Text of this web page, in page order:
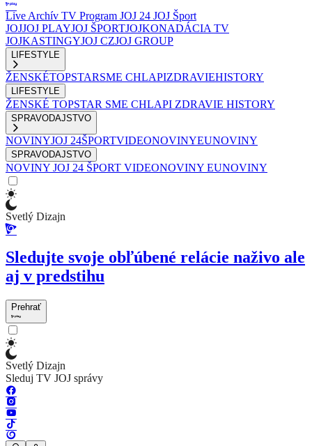
Live Archív TV Program JOJ 24 JOJ Šport
JOJJOJ PLAYJOJ ŠPORTJOJKONADÁCIA TV
JOJKASTINGYJOJ CZJOJ GROUP
LIFESTYLE
ŽENSKÉTOPSTARSME CHLAPIZDRAVIEHISTORY
LIFESTYLE
ŽENSKÉ TOPSTAR SME CHLAPI ZDRAVIE HISTORY
SPRAVODAJSTVO
NOVINYJOJ 24ŠPORTVIDEONOVINYEUNOVINY
SPRAVODAJSTVO
NOVINY JOJ 24 ŠPORT VIDEONOVINY EUNOVINY
Svetlý Dizajn
Sledujte svoje obľúbené relácie naživo ale
aj v predstihu
Prehrať
Svetlý Dizajn
Sleduj TV JOJ správy